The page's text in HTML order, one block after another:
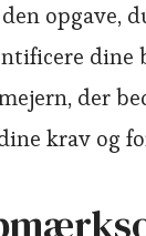
opgave,
dine
der
krav og